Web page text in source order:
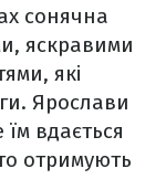
сонячна
яскравими
які
Ярослави
вдається
отримують